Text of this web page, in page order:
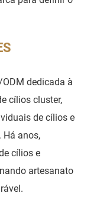
dedicada à
cílios cluster,
de cílios e
Há anos,
cílios e
artesanato